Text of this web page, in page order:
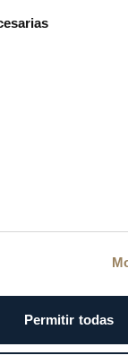
Permitir todas
Encontrar una